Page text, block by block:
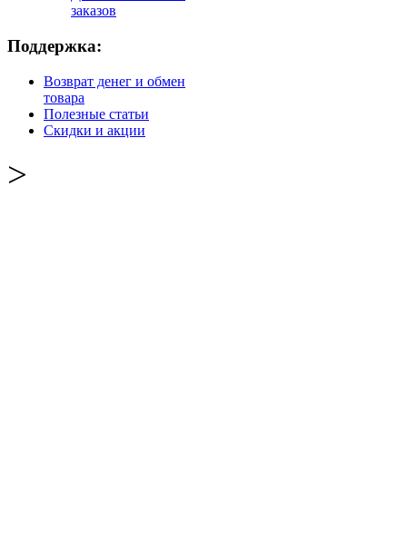
заказов
Поддержка:
Возврат денег и обмен
товара
Полезные статьи
Скидки и акции
>